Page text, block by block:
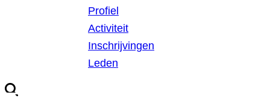
Profiel
Activiteit
Inschrijvingen
Leden